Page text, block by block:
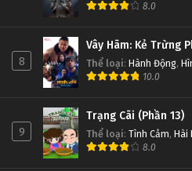
8.0
8
Vây Hãm: Kẻ Trừng
Thể loại: Hành Động,
10.0
9
Trạng Cãi (Phần 13)
Thể loại: Tình Cảm, Hài
8.0